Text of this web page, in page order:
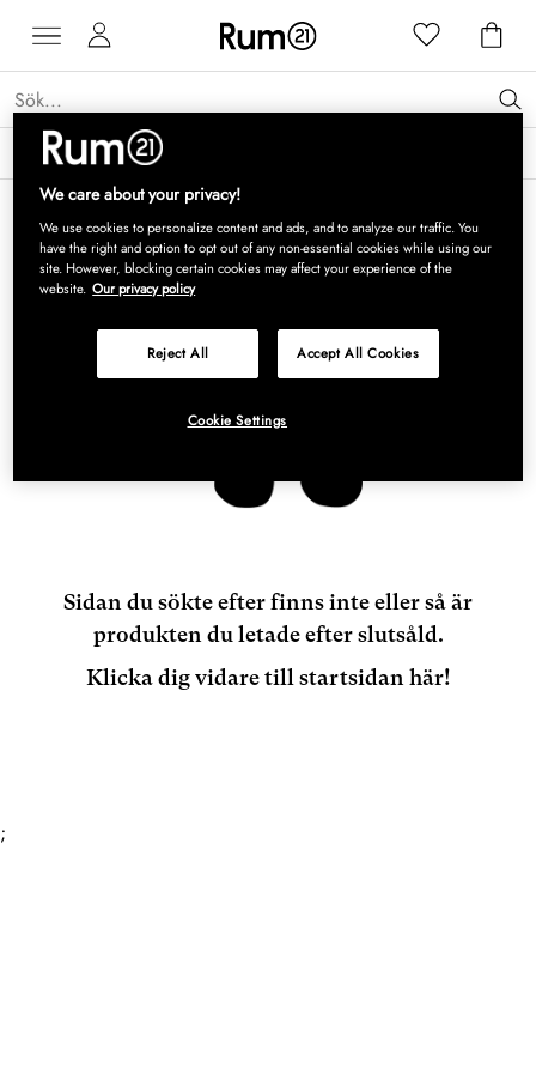
Få 15 % rabatt på Grythyttan Stålmöbler* →
Sidan du sökte efter finns inte eller så är
produkten du letade efter slutsåld.
Klicka dig vidare till startsidan här!
;
We care about your privacy!
We use cookies to personalize content and ads, and to analyze our traffic. You
have the right and option to opt out of any non-essential cookies while using our
site. However, blocking certain cookies may affect your experience of the
website. Our privacy policy
Reject All Accept All Cookies
Cookie Settings